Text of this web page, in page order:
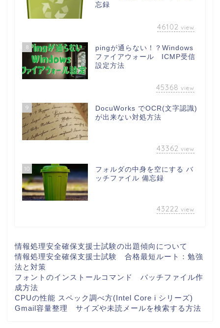
忘録
46102 view
8
pingが通らない！？Windows
ファイアウォール ICMP受信
設定方法
45368 view
9
DocuWorks でOCR(文字認識)
が出来ない対処方法
43362 view
10
フォルダの中身を空にする バ
ッチファイル 備忘録
43222 view
情報処理安全確保支援士試験の出題傾向について
情報処理安全確保支援士試験 合格最短ルート：勉強
法と対策
フォントのインストールコマンド バッチファイル作
成方法
CPUの性能 スペック調べ方(Intel Core i シリーズ)
Gmail容量整理 サイズや未読メールを検索する方法